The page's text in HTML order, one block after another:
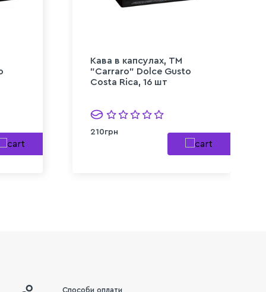
Кава в капсулах, TM
"Carraro" Dolce Gusto
Costa Rica, 16 шт
210грн